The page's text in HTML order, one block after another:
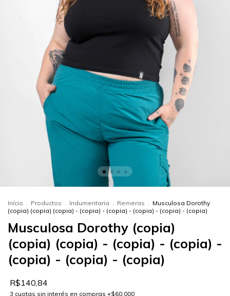
Início . Productos . Indumentaria . Remeras . Musculosa Dorothy
(copia) (copia) (copia) - (copia) - (copia) - (copia) - (copia) - (copia)
Musculosa Dorothy (copia)
(copia) (copia) - (copia) - (copia) -
(copia) - (copia) - (copia)
R$140,84